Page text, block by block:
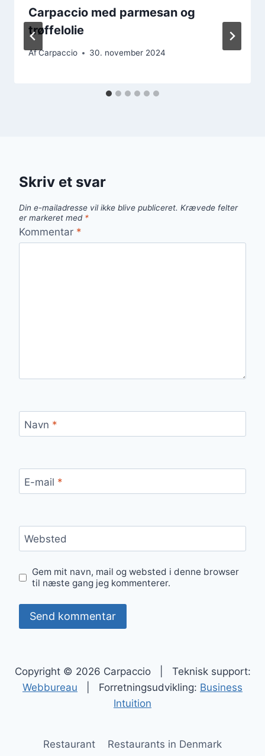
Carpaccio med parmesan og
trøffelolie
AfCarpaccio 30. november 2024
Skriv et svar
Din e-mailadresse vil ikke blive publiceret. Krævede felter
er markeret med *
Kommentar *
Navn *
E-mail *
Websted
Gem mit navn, mail og websted i denne browser
til næste gang jeg kommenterer.
Copyright © 2026 Carpaccio | Teknisk support:
Webbureau | Forretningsudvikling: Business
Intuition
Restaurant Restaurants in Denmark